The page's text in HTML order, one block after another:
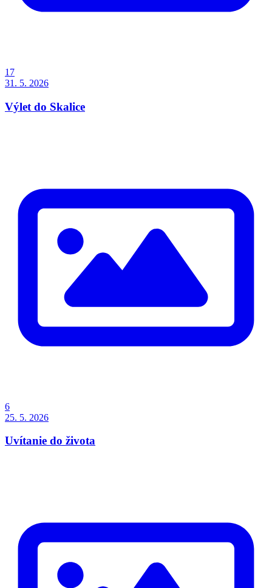
17
31. 5. 2026
Výlet do Skalice
6
25. 5. 2026
Uvítanie do života